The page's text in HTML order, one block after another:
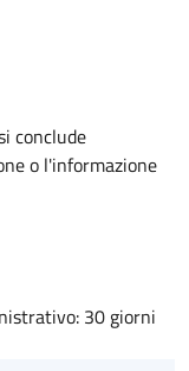
conclude
o l'informazione
30 giorni